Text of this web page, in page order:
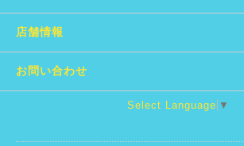
店舗情報
お問い合わせ
Select Language ▼